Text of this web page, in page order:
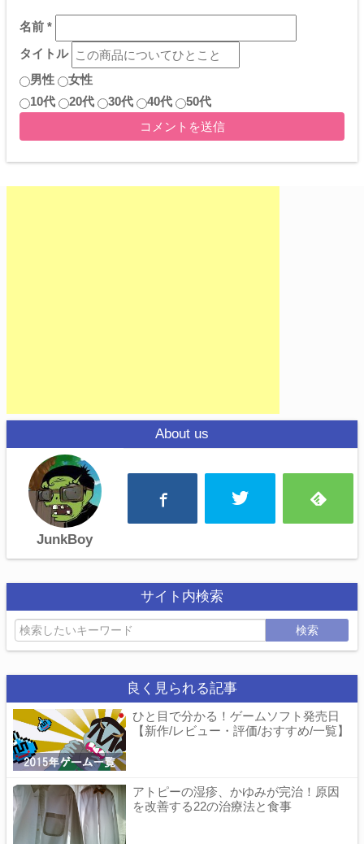
名前 *
タイトル
男性
女性
10代
20代 30代 40代 50代
About us
JunkBoy
サイト内検索
検索
良く見られる記事
ひと目で分かる！ゲームソフト発売日
【新作/レビュー・評価/おすすめ/一覧】
アトピーの湿疹、かゆみが完治！原因
を改善する22の治療法と食事